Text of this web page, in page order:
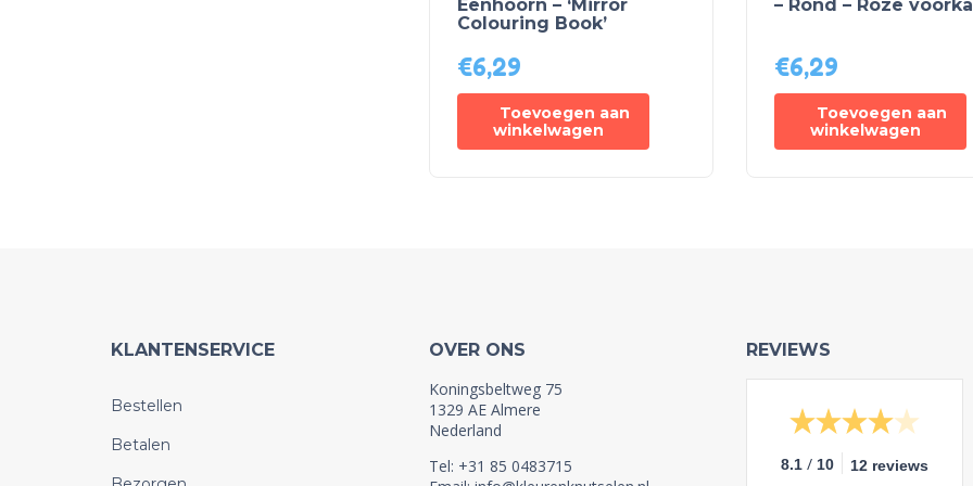
Eenhoorn – ‘Mirror
Colouring Book’
€6,29
Toevoegen aan
winkelwagen
– Rond – Roze
€6,29
Toevoegen aan
winkelwagen
KLANTENSERVICE
Bestellen
Betalen
OVER ONS
Koningsbeltweg 75
1329 AE Almere
Nederland
Tel: +31 85 0483715
REVIEWS
8.1 / 10 12 reviews